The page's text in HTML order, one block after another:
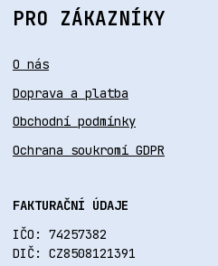
PRO ZÁKAZNÍKY
O nás
Doprava a platba
Obchodní podmínky
Ochrana soukromí GDPR
FAKTURAČNÍ ÚDAJE
IČO: 74257382
DIČ: CZ8508121391